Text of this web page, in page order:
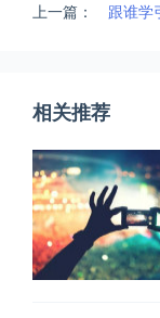
上一篇： 跟谁学
相关推荐